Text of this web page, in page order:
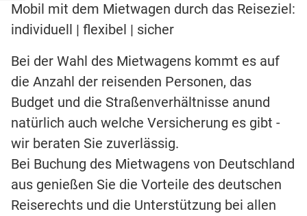
Mobil mit dem Mietwagen durch das Reiseziel:
individuell | flexibel | sicher
Bei der Wahl des Mietwagens kommt es auf
die Anzahl der reisenden Personen, das
Budget und die Straßenverhältnisse anund
natürlich auch welche Versicherung es gibt -
wir beraten Sie zuverlässig.
Bei Buchung des Mietwagens von Deutschland
aus genießen Sie die Vorteile des deutschen
Reiserechts und die Unterstützung bei allen